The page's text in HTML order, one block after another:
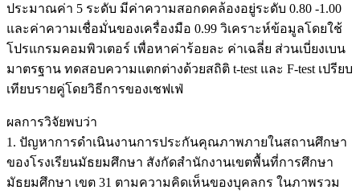
ประมาณค่า 5 ระดับ มีค่าความสอกดคล้องอยู่ระดับ 0.80 -1.00
และค่าความเชื่อมั่นของเครื่องมือ 0.99 วิเคราะห์ข้อมูลโดยใช้
โปรแกรมคอมพิวเตอร์ เพื่อหาค่าร้อยละ ค่าเฉลี่ย ส่วนเบี่ยงเบน
มาตรฐาน ทดสอบความแตกต่างด้วยสถิติ t-test และ F-test เปรียบ
เทียบรายคู่โดยวิธีการของเชฟเฟ่
ผลการวิจัยพบว่า
1. ปัญหาการดำเนินงานการประกันคุณภาพภายในสถานศึกษา
ของโรงเรียนมัธยมศึกษา สังกัดสำนักงานเขตพื้นที่การศึกษา
มัธยมศึกษา เขต 31 ตามความคิดเห็นของบุคลกร ในภาพรวม